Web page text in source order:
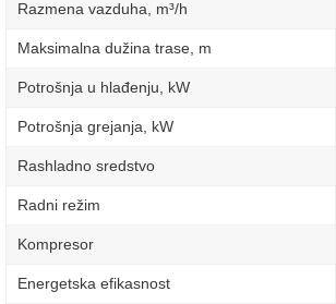
Razmena vazduha, m³/h
Maksimalna dužina trase, m
Potrošnja u hlađenju, kW
Potrošnja grejanja, kW
Rashladno sredstvo
Radni režim
Kompresor
Energetska efikasnost